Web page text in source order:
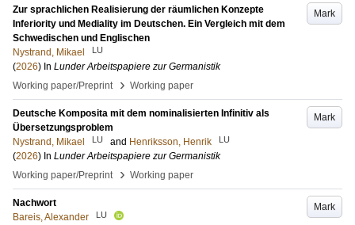
Mark
Zur sprachlichen Realisierung der räumlichen Konzepte
Inferiority und Mediality im Deutschen. Ein Vergleich mit dem
Schwedischen und Englischen
Nystrand, Mikael
LU
(2026) In Lunder Arbeitspapiere zur Germanistik
Working paper/Preprint
› Working paper
Mark
Deutsche Komposita mit dem nominalisierten Infinitiv als
Übersetzungsproblem
Nystrand, Mikael
LU and Henriksson, Henrik LU
(2026) In Lunder Arbeitspapiere zur Germanistik
Working paper/Preprint
› Working paper
Mark
Nachwort
Bareis, Alexander
LU